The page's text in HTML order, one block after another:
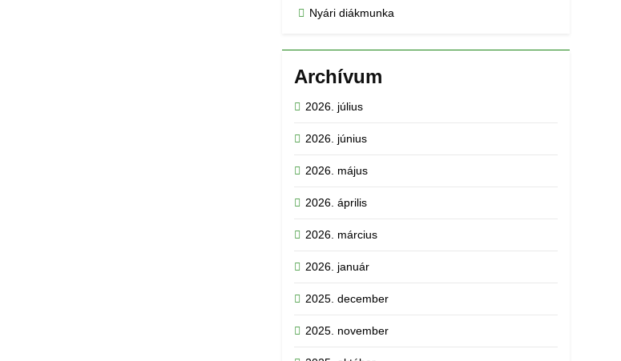
Nyári diákmunka
Archívum
2026. július
2026. június
2026. május
2026. április
2026. március
2026. január
2025. december
2025. november